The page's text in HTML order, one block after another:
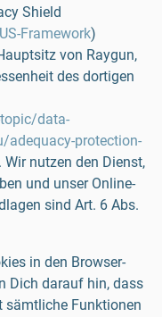
Shield
Framework)
von Raygun,
des dortigen
data-
adequacy-protection-
Wir nutzen den Dienst,
und unser Online-
sind Art. 6 Abs.
in den Browser-
Dich darauf hin, dass
sämtliche Funktionen